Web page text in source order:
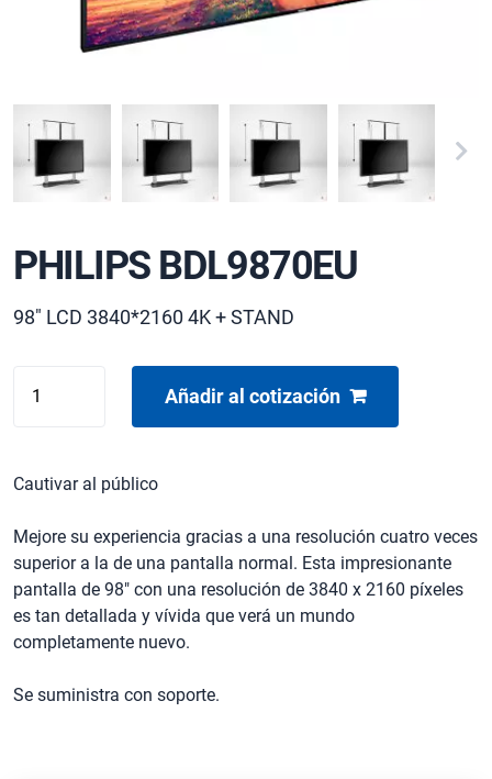
PHILIPS BDL9870EU
98" LCD 3840*2160 4K + STAND
BDL9870EU
Añadir al cotización
Cautivar al público
Mejore su experiencia gracias a una resolución cuatro veces
superior a la de una pantalla normal. Esta impresionante
pantalla de 98″ con una resolución de 3840 x 2160 píxeles
es tan detallada y vívida que verá un mundo
completamente nuevo.
Se suministra con soporte.